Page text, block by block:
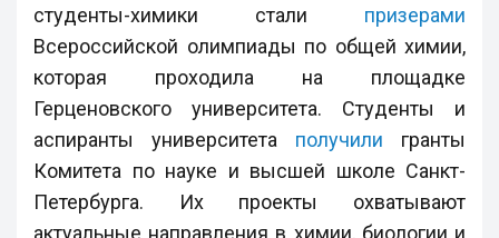
студенты-химики стали призерами
Всероссийской олимпиады по общей химии,
которая проходила на площадке
Герценовского университета. Студенты и
аспиранты университета получили гранты
Комитета по науке и высшей школе Санкт-
Петербурга. Их проекты охватывают
актуальные направления в химии, биологии и